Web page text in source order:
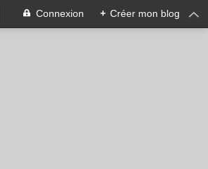
Connexion + Créer mon blog